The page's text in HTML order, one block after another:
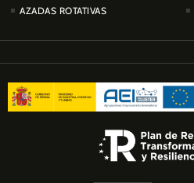
AZADAS ROTATIVAS